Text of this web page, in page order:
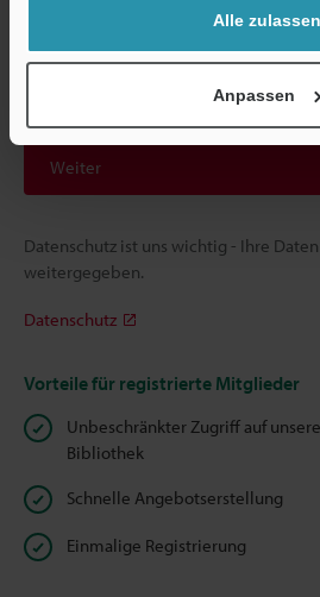
Alle zulassen
Anpassen
(erforderlich)
Weiter
Datenschutz ist uns wichtig - Ihre
weitergegeben.
Datenschutz
Vorteile für registrierte Mitglieder
Unbeschränkter Zugriff auf
Bibliothek
Schnelle Angebotserstellung
Einmalige Registrierung